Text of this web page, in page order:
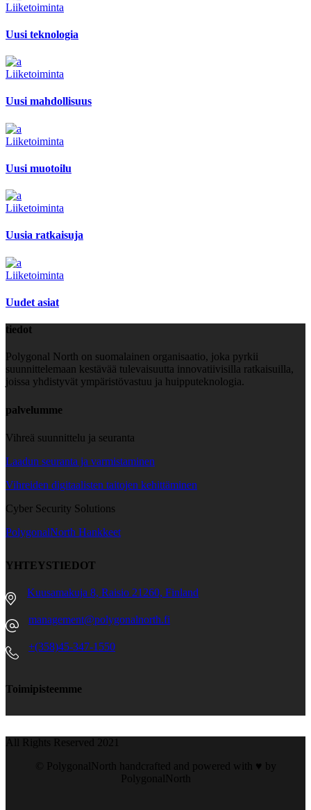
Liiketoiminta
Uusi teknologia
Liiketoiminta
Uusi mahdollisuus
Liiketoiminta
Uusi muotoilu
Liiketoiminta
Uusia ratkaisuja
Liiketoiminta
Uudet asiat
tiedot
Polygonal North on suomalainen organisaatio, joka pyrkii
suunnittelemaan kestävää tulevaisuutta innovatiivisilla ratkaisuilla,
joissa yhdistyvät ympäristövastuu ja huipputeknologia.
palvelumme
Vihreä suunnittelu ja seuranta
Laadun seuranta ja varmistaminen
Vihreiden digitaalisten taitojen kehittäminen
Cyber Security Solutions
PolygonalNorth Hankkeet
YHTEYSTIEDOT
Kuusamakuja 8, Raisio 21260, Finland
management@polygonalnorth.fi
+(358)45-347-1550
Toimipisteemme
All Rights Reserved 2021
© PolygonalNorth handcrafted and powered with ♥️ by
PolygonalNorth